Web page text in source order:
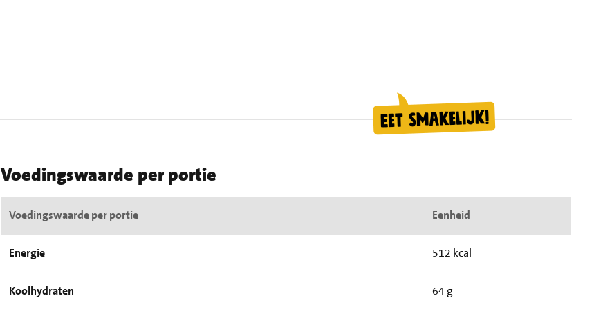
Voedingswaarde per portie
Voedingswaarde per portie Eenheid
Energie 512 kcal
Koolhydraten 64 g